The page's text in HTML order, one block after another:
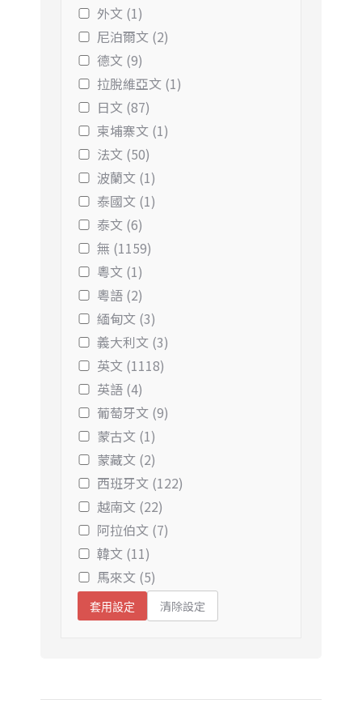
外文 (1)
尼泊爾文 (2)
德文 (9)
拉脫維亞文 (1)
日文 (87)
柬埔寨文 (1)
法文 (50)
波蘭文 (1)
泰國文 (1)
泰文 (6)
無 (1159)
粵文 (1)
粵語 (2)
緬甸文 (3)
義大利文 (3)
英文 (1118)
英語 (4)
葡萄牙文 (9)
蒙古文 (1)
蒙藏文 (2)
西班牙文 (122)
越南文 (22)
阿拉伯文 (7)
韓文 (11)
馬來文 (5)
套用設定 清除設定